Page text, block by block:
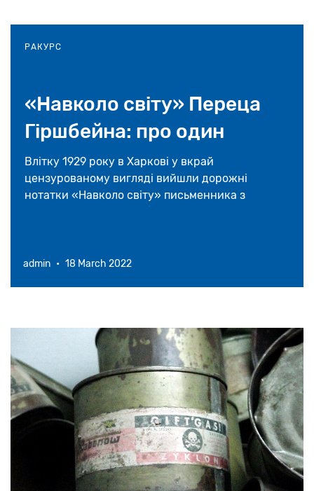
ВЄК у Женеві
На Закарпатті відновлять унікальну
синагогу у селі Великі Ком’яти
23 квітня 2026
РАКУРС
«Навколо свiту» Переца
Гіршбейна: про один
«вільний» переклад з
їдишу на українську
Влітку 1929 року в Харкові у вкрай
цензурованому вигляді вийшли дорожні
нотатки «Навколо свiту» письменника з
admin • 18 March 2022